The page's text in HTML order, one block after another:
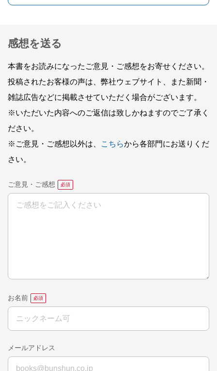
感想を送る
本書をお読みになったご意見・ご感想をお寄せください。
投稿されたお客様の声は、弊社ウェブサイト、また新聞・
雑誌広告などに掲載させていただく場合がございます。
※いただいた内容へのご返信は致しかねますのでご了承く
ださい。
※ご意見・ご感想以外は、
こちらから各部門にお送りくだ
さい。
ご意見・ご感想
お名前
メールアドレス